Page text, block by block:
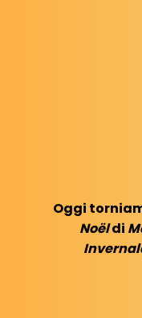
Oggi
Noëldi